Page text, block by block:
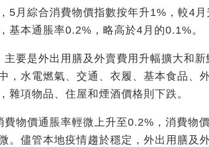
5月綜合消費物價指數按年升1%，較4
基本通脹率0.2%，略高於4月的0.1%。
要是外出用膳及外賣費用升幅擴大和
，水電燃氣、交通、衣履、基本食品、
雜項物品、住屋和煙酒價格則下跌。
物價通脹率輕微上升至0.2%，消費物
。儘管本地疫情趨於穩定，外出用膳及